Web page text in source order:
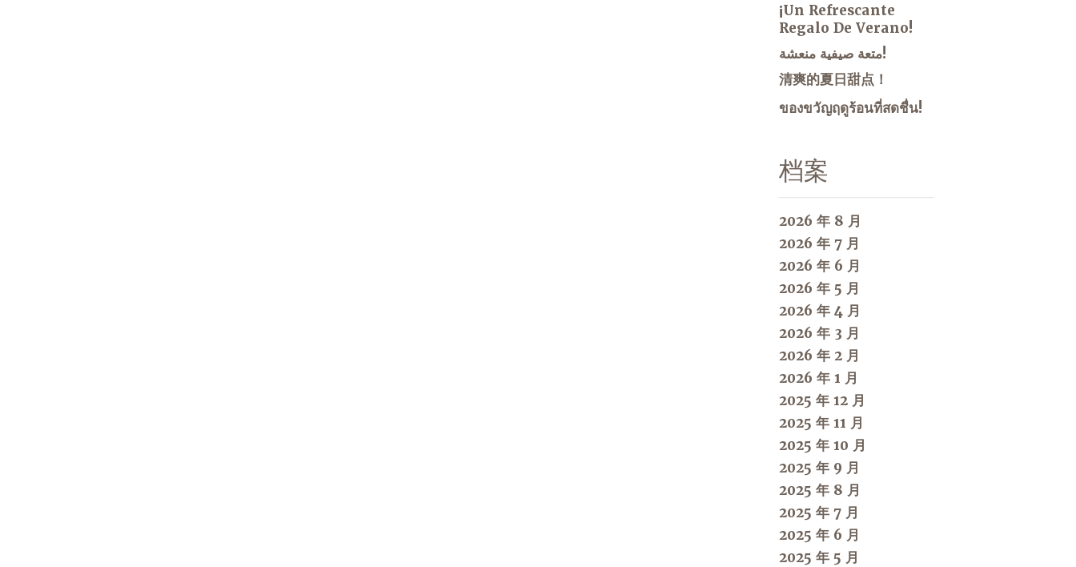
¡Un Refrescante
Regalo De Verano!
متعة صيفية منعشة!
清爽的夏日甜点！
ของขวัญฤดูร้อนที่สดชื่น!
档案
2026 年 8 月
2026 年 7 月
2026 年 6 月
2026 年 5 月
2026 年 4 月
2026 年 3 月
2026 年 2 月
2026 年 1 月
2025 年 12 月
2025 年 11 月
2025 年 10 月
2025 年 9 月
2025 年 8 月
2025 年 7 月
2025 年 6 月
2025 年 5 月